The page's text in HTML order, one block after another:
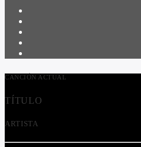
CANCIÓN ACTUAL
TÍTULO
ARTISTA